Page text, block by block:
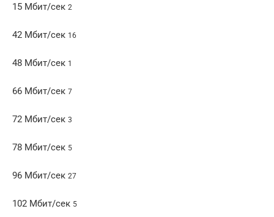
15 Мбит/сек 2
42 Мбит/сек 16
48 Мбит/сек 1
66 Мбит/сек 7
72 Мбит/сек 3
78 Мбит/сек 5
96 Мбит/сек 27
102 Мбит/сек 5